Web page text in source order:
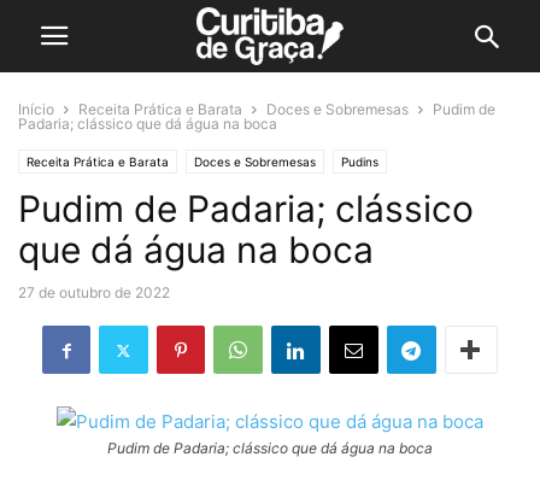
Início Receita Prática e Barata Doces e Sobremesas
Pudim de
Padaria; clássico que dá água na boca
Receita Prática e Barata Doces e Sobremesas Pudins
Pudim de Padaria; clássico
que dá água na boca
27 de outubro de 2022
Pudim de Padaria; clássico que dá água na boca